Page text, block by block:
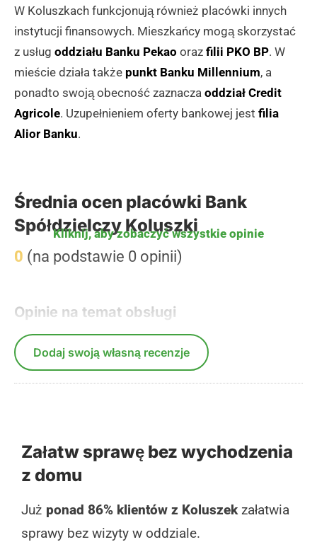
W Koluszkach funkcjonują również placówki innych
instytucji finansowych. Mieszkańcy mogą skorzystać
z usług oddziału Banku Pekao oraz filii PKO BP. W
mieście działa także punkt Banku Millennium, a
ponadto swoją obecność zaznacza oddział Credit
Agricole. Uzupełnieniem oferty bankowej jest filia
Alior Banku.
Średnia ocen placówki Bank
Spółdzielczy Koluszki
0 (na podstawie 0 opinii)
Opinie na temat obsługi
Kliknij, aby zobaczyć wszystkie opinie
Dodaj swoją własną recenzje
Załatw sprawę bez wychodzenia
z domu
Już ponad 86% klientów z Koluszekzałatwia
sprawy bez wizyty w oddziale.